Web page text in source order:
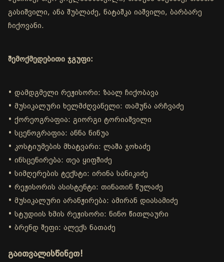
გასიშვილი, ანა შუბლაძე, ნატაშკა იაშვილი, ბარბარე
ჩიქოვანი.
შემოქმედებითი ჯგუფი:
• დამდგმელი რეჟისორი: ზაალ ჩიქობავა
• მუსიკალური ხელმძღვანელი: თამუნა არჩვაძე
• ქორეოგრაფია: გიორგი ტორიაშვილი
• სცენოგრაფია: ანნა ნინუა
• კოსტიუმების მხატვარი: ლაშა ჯოხაძე
• ინსცენირება: თეა ყიფშიძე
• სიმღერების ტექსტი: ირინა სანიკიძე
• რეჟისორის ასისტენტი: თინათინ წულაძე
• მუსიკალური არანჟირება: ამირან დიასამიძე
• სტუდიის ხმის რეჟისორი: ნინო წითლაური
• ბრენდ შეფი: ალექს ნათაძე
გაითვალისწინეთ!